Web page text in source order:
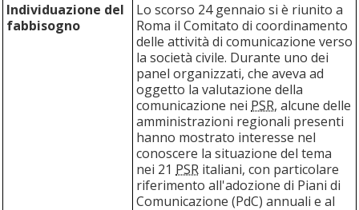
Individuazione del
fabbisogno
Lo scorso 24 gennaio si è riunito a
Roma il Comitato di coordinamento
delle attività di comunicazione verso
la società civile. Durante uno dei
panel organizzati, che aveva ad
oggetto la valutazione della
comunicazione nei PSR, alcune delle
amministrazioni regionali presenti
hanno mostrato interesse nel
conoscere la situazione del tema
nei 21 PSR italiani, con particolare
riferimento all'adozione di Piani di
Comunicazione (PdC) annuali e al